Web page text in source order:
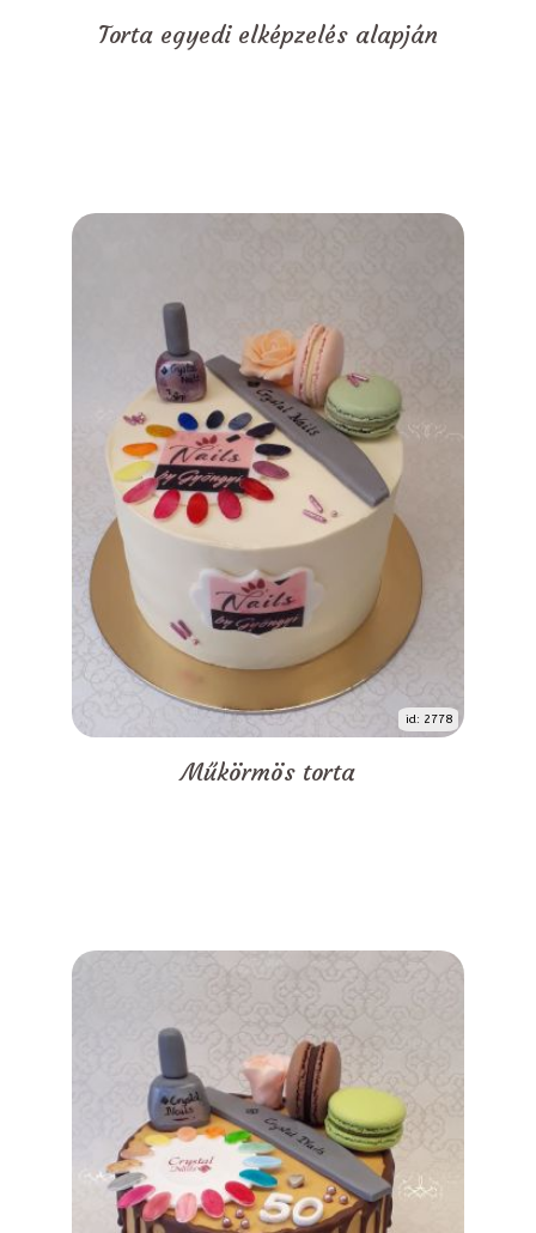
Torta egyedi elképzelés alapján
id: 2778
Műkörmös torta